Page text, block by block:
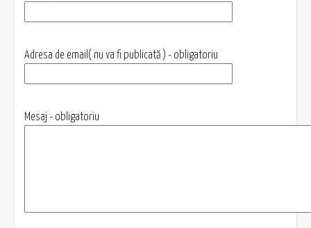
Adresa de email( nu va fi publicată ) - obligatoriu
Mesaj - obligatoriu